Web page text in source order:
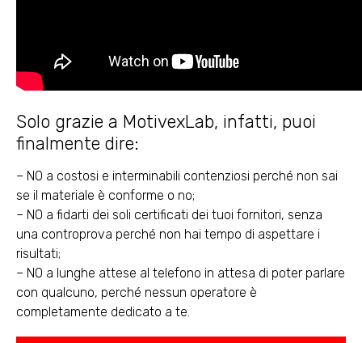
Solo grazie a MotivexLab, infatti, puoi
finalmente dire:
– NO a costosi e interminabili contenziosi perché non sai
se il materiale è conforme o no;
– NO a fidarti dei soli certificati dei tuoi fornitori, senza
una controprova perché non hai tempo di aspettare i
risultati;
– NO a lunghe attese al telefono in attesa di poter parlare
con qualcuno, perché nessun operatore è
completamente dedicato a te.